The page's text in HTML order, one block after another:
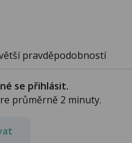
pravděpodobností
se přihlásit.
průměrně 2 minuty.